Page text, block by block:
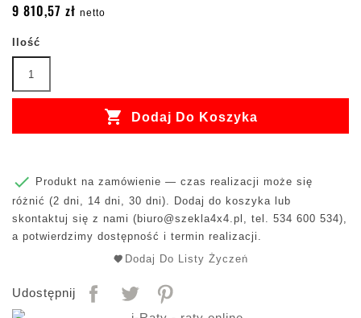
9 810,57 zł netto
Ilość
 Dodaj Do Koszyka

Produkt na zamówienie — czas realizacji może się
różnić (2 dni, 14 dni, 30 dni). Dodaj do koszyka lub
skontaktuj się z nami ( biuro@szekla4x4.pl , tel. 534 600 534),
a potwierdzimy dostępność i termin realizacji.
Dodaj Do Listy Życzeń
Udostępnij